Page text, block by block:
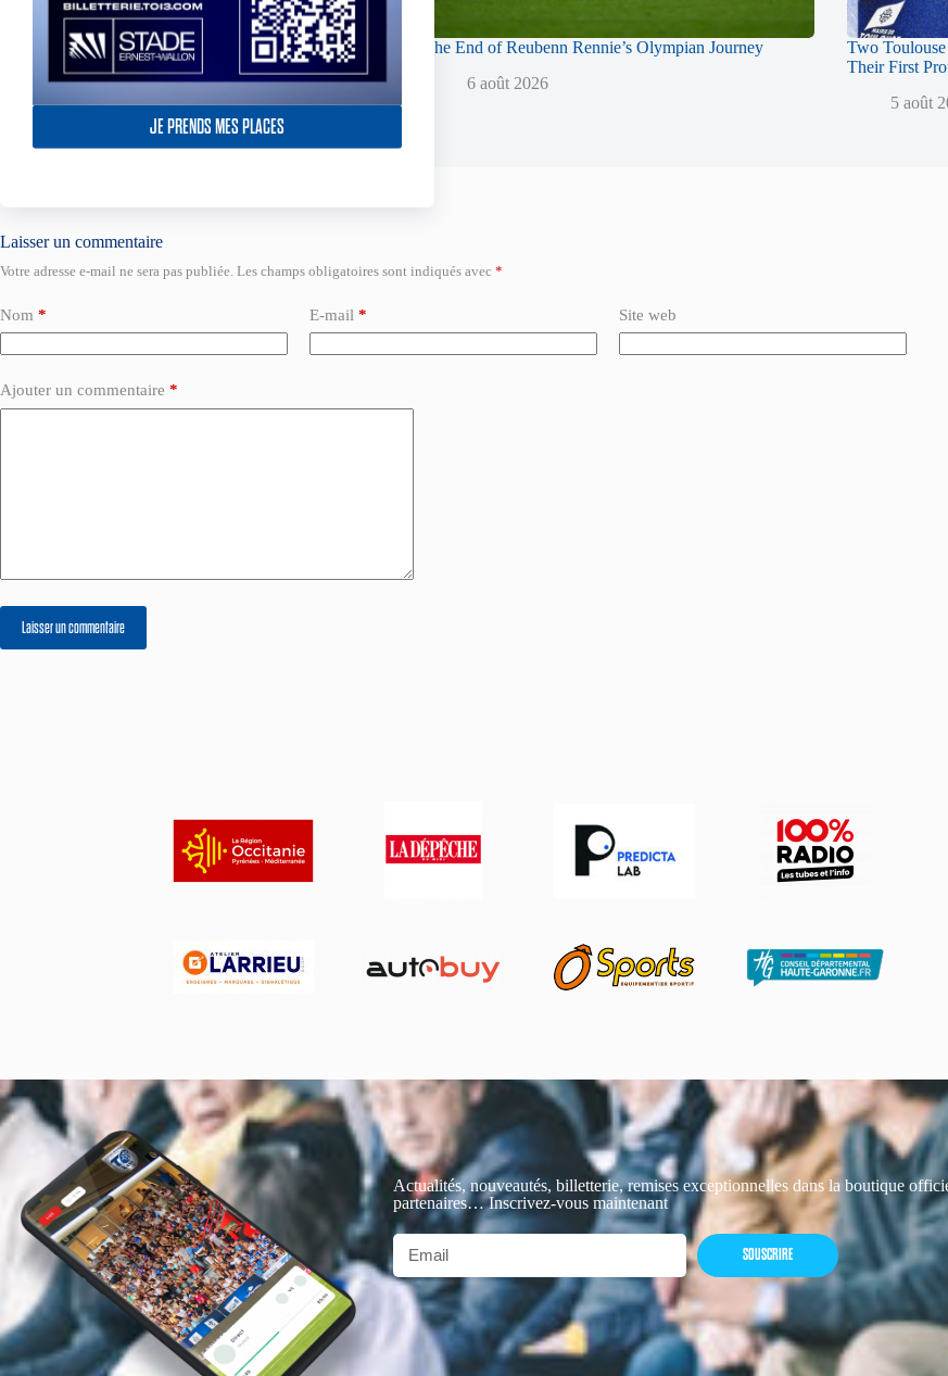
JE PRENDS MES PLACES
Fin de l’aventure Olympienne pour Reubenn Rennie
6 août 2026
The End of Reubenn Rennie’s Olympian Journey
6 août 2026
Two
Their First
5 août
Laisser un commentaire
Votre adresse e-mail ne sera pas publiée. Les champs obligatoires sont indiqués avec *
Nom * E-mail * Site web
Ajouter un commentaire *
Laisser un commentaire
Actualités, nouveautés, billetterie, remises exceptionnelles dans la boutique
partenaires… Inscrivez-vous maintenant
SOUSCRIRE